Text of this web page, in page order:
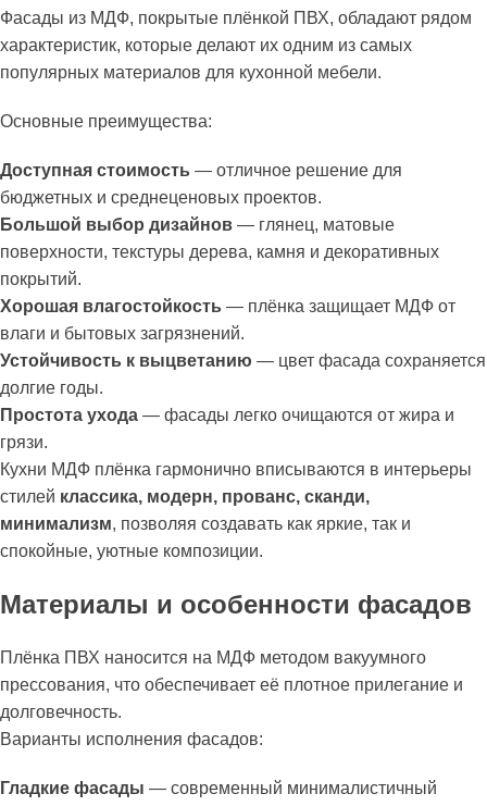
Фасады из МДФ, покрытые плёнкой ПВХ, обладают рядом
характеристик, которые делают их одним из самых
популярных материалов для кухонной мебели.
Основные преимущества:
Доступная стоимость — отличное решение для
бюджетных и среднеценовых проектов.
Большой выбор дизайнов — глянец, матовые
поверхности, текстуры дерева, камня и декоративных
покрытий.
Хорошая влагостойкость — плёнка защищает МДФ от
влаги и бытовых загрязнений.
Устойчивость к выцветанию — цвет фасада сохраняется
долгие годы.
Простота ухода — фасады легко очищаются от жира и
грязи.
Кухни МДФ плёнка гармонично вписываются в интерьеры
стилей классика, модерн, прованс, сканди,
минимализм, позволяя создавать как яркие, так и
спокойные, уютные композиции.
Материалы и особенности фасадов
Плёнка ПВХ наносится на МДФ методом вакуумного
прессования, что обеспечивает её плотное прилегание и
долговечность.
Варианты исполнения фасадов:
Гладкие фасады — современный минималистичный